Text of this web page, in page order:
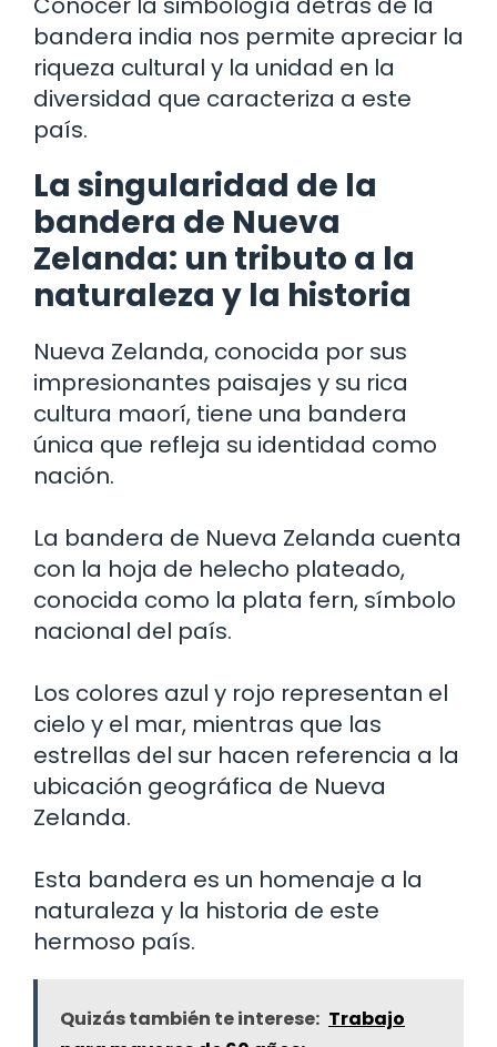
bandera india nos permite apreciar la
riqueza cultural y la unidad en la
diversidad que caracteriza a este
país.
La singularidad de la
bandera de Nueva
Zelanda: un tributo a la
naturaleza y la historia
Nueva Zelanda, conocida por sus
impresionantes paisajes y su rica
cultura maorí, tiene una bandera
única que refleja su identidad como
nación.
La bandera de Nueva Zelanda cuenta
con la hoja de helecho plateado,
conocida como la plata fern, símbolo
nacional del país.
Los colores azul y rojo representan el
cielo y el mar, mientras que las
estrellas del sur hacen referencia a la
ubicación geográfica de Nueva
Zelanda.
Esta bandera es un homenaje a la
naturaleza y la historia de este
hermoso país.
Quizás también te interese: Trabajo